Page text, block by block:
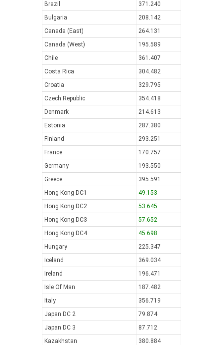
Brazil
371.240
Bulgaria
208.142
Canada (East)
264.131
Canada (West)
195.589
Chile
361.407
Costa Rica
304.482
Croatia
329.795
Czech Republic
354.418
Denmark
214.613
Estonia
287.380
Finland
293.251
France
170.757
Germany
193.550
Greece
395.591
Hong Kong DC1
49.153
Hong Kong DC2
53.645
Hong Kong DC3
57.652
Hong Kong DC4
45.698
Hungary
225.347
Iceland
369.034
Ireland
196.471
Isle Of Man
187.482
Italy
356.719
Japan DC 2
79.874
Japan DC 3
87.712
Kazakhstan
380.884